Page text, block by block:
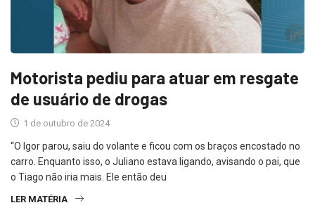
Motorista pediu para atuar em resgate
de usuário de drogas
1 de outubro de 2024
“O Igor parou, saiu do volante e ficou com os braços encostado no
carro. Enquanto isso, o Juliano estava ligando, avisando o pai, que
o Tiago não iria mais. Ele então deu
LER MATÉRIA